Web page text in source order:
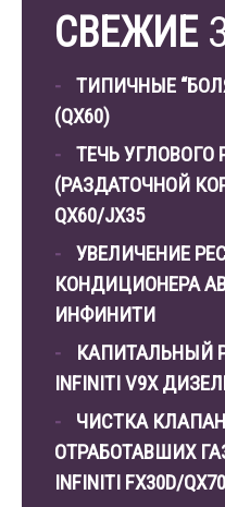
СВЕЖИЕ
ТИПИЧНЫЕ
(QX60)
ТЕЧЬ УГЛОВОГО
(РАЗДАТОЧНОЙ
QX60/JX35
УВЕЛИЧЕНИЕ
КОНДИЦИОНЕРА
ИНФИНИТИ
КАПИТАЛЬНЫЙ
INFINITI V9X
ЧИСТКА
ОТРАБОТАВШИХ
INFINITI FX30D/